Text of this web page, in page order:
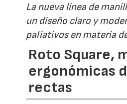
La nueva línea de
un diseño claro y
paliativos en materia
Roto Square,
ergonómicas
rectas